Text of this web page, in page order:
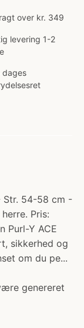
over kr. 349
levering 1-2
dages
Str. 54-58 cm -
Pris:
Purl-Y ACE
sikkerhed og
om du pe...
genereret